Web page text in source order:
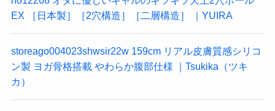
EX ［日本製］［2穴構造］［二層構造］ ｜YUIRA
storeago004023shwsir22w 159cm リアル皮膚質感シリコ
ン製 ヨガ骨格搭載 やわらか腹部仕様 ｜Tsukika（ツキ
カ）